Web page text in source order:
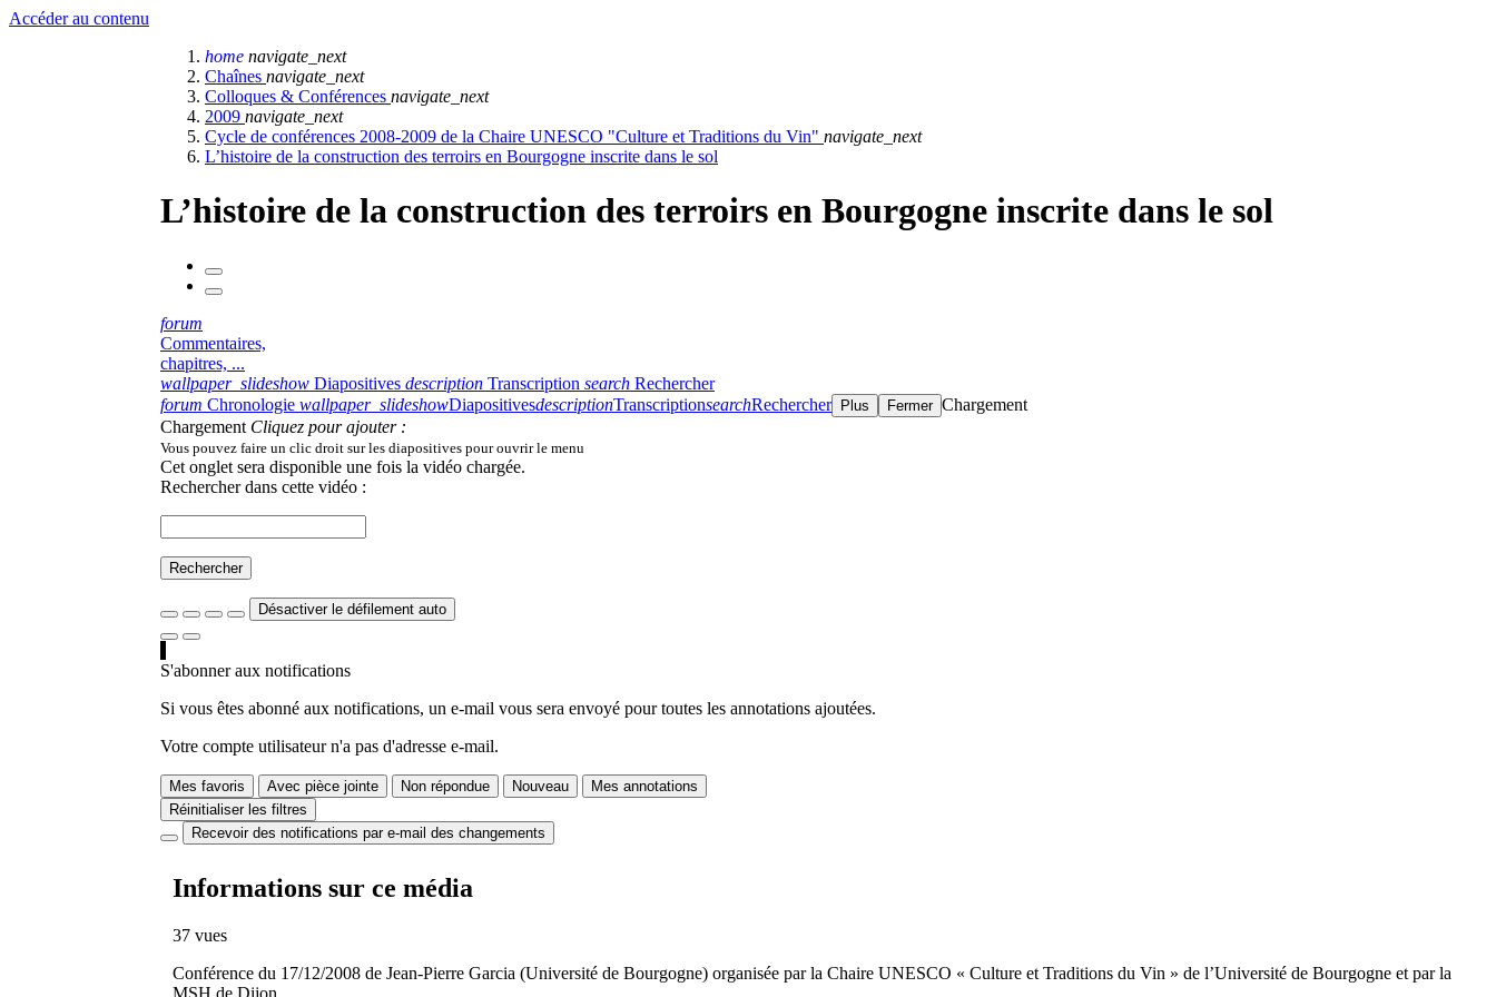
Accéder au contenu
home navigate_next
Chaînes navigate_next
Colloques & Conférences navigate_next
2009 navigate_next
Cycle de conférences 2008-2009 de la Chaire UNESCO "Culture et Traditions du Vin" navigate_next
L’histoire de la construction des terroirs en Bourgogne inscrite dans le sol
L’histoire de la construction des terroirs en Bourgogne inscrite dans le sol
forum
Commentaires,
chapitres, ...
wallpaper_slideshow Diapositives description Transcription search Rechercher
forum Chronologie wallpaper_slideshowDiapositivesdescriptionTranscriptionsearchRechercher Plus Fermer Chargement
Chargement Cliquez pour ajouter :
Vous pouvez faire un clic droit sur les diapositives pour ouvrir le menu
Cet onglet sera disponible une fois la vidéo chargée.
Rechercher dans cette vidéo :
Rechercher
Désactiver le défilement auto
S'abonner aux notifications
Si vous êtes abonné aux notifications, un e-mail vous sera envoyé pour toutes les annotations ajoutées.
Votre compte utilisateur n'a pas d'adresse e-mail.
Mes favoris Avec pièce jointe Non répondue Nouveau
Mes annotations
Réinitialiser les filtres
Recevoir des notifications par e-mail des changements
Informations sur ce média
37 vues
Conférence du 17/12/2008 de Jean-Pierre Garcia (Université de Bourgogne) organisée par la Chaire UNESCO « Culture et Traditions du Vin » de l’Université de Bourgogne et par la
MSH de Dijon